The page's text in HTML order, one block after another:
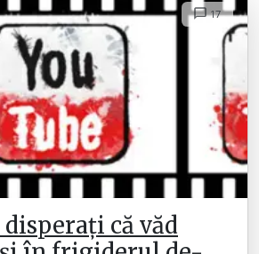
17
că văd